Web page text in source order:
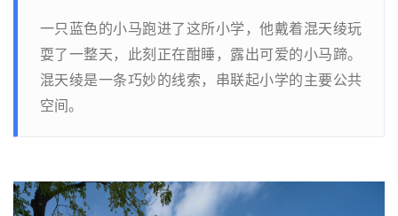
一只蓝色的小马跑进了这所小学，他戴着混天绫玩
耍了一整天，此刻正在酣睡，露出可爱的小马蹄。
混天绫是一条巧妙的线索，串联起小学的主要公共
空间。